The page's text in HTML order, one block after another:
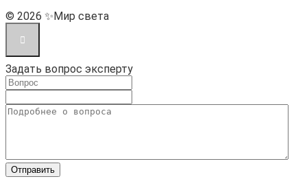
© 2026 ✨Мир света
Задать вопрос эксперту